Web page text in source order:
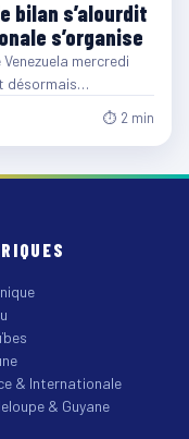
bilan s’alourdit
s’organise
mercredi
désormais…
⏱ 2 min
& Internationale
& Guyane